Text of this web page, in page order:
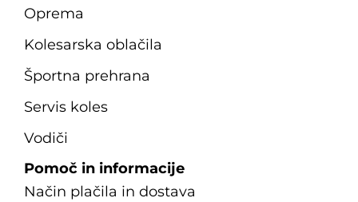
Oprema
Kolesarska oblačila
Športna prehrana
Servis koles
Vodiči
Pomoč in informacije
Način plačila in dostava